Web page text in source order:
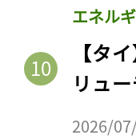
エネル
【タ
リュ
2026/